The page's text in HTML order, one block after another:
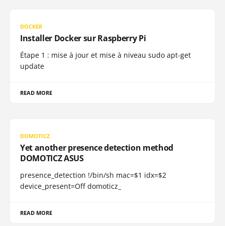
DOCKER
Installer Docker sur Raspberry Pi
Étape 1 : mise à jour et mise à niveau sudo apt-get
update
READ MORE
DOMOTICZ
Yet another presence detection method
DOMOTICZ ASUS
presence_detection !/bin/sh mac=$1 idx=$2
device_present=Off domoticz_
READ MORE